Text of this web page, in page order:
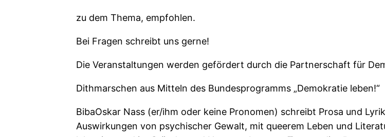
zu dem Thema, empfohlen.
Bei Fragen schreibt uns gerne!
Die Veranstaltungen werden gefördert durch die Partnerschaft für
Dithmarschen aus Mitteln des Bundesprogramms „Demokratie leben!“
BibaOskar Nass (er/ihm oder keine Pronomen) schreibt Prosa und
Auswirkungen von psychischer Gewalt, mit queerem Leben und